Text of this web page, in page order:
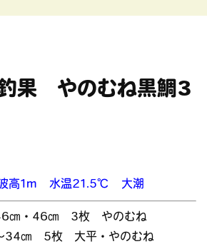
果 やのむね黒鯛3
高1m 水温21.5℃ 大潮
㎝・46㎝ 3枚 やのむね
34㎝ 5枚 大平・やのむね